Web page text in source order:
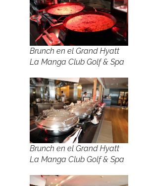
Brunch en el Grand Hyatt
La Manga Club Golf & Spa
Brunch en el Grand Hyatt
La Manga Club Golf & Spa